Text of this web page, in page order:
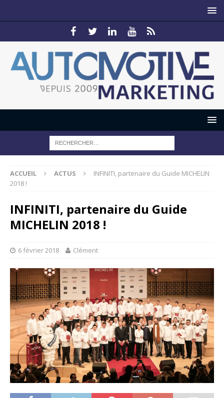
ACCUEIL ACTUS
INFINITI, partenaire du Guide MICHELIN
2018 !
INFINITI, partenaire du Guide
MICHELIN 2018 !
6 février 2018 Clément